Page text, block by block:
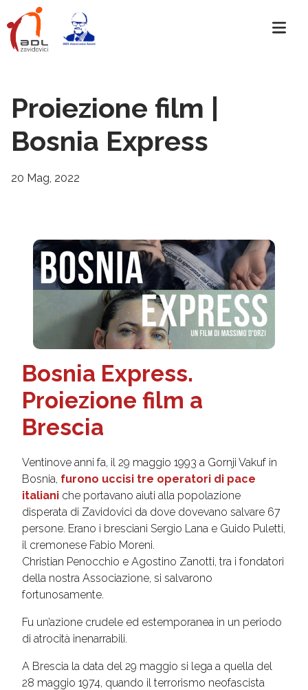
Proiezione film |
Bosnia Express
20 Mag, 2022
Bosnia Express.
Proiezione film a
Brescia
Ventinove anni fa, il 29 maggio 1993 a Gornji Vakuf in
Bosnia, furono uccisi tre operatori di pace
italiani che portavano aiuti alla popolazione
disperata di Zavidovici da dove dovevano salvare 67
persone. Erano i bresciani Sergio Lana e Guido Puletti,
il cremonese Fabio Moreni.
Christian Penocchio e Agostino Zanotti, tra i fondatori
della nostra Associazione, si salvarono
fortunosamente.
Fu un’azione crudele ed estemporanea in un periodo
di atrocità inenarrabili.
A Brescia la data del 29 maggio si lega a quella del
28 maggio 1974, quando il terrorismo neofascista